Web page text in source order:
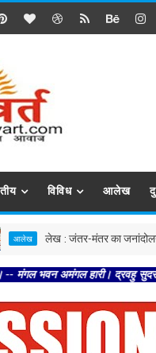
विविध आलेख
लेख : जंतर-मंतर का जनांदोलन बनाम
अमंगल हारी। द्रवहु सुदसरथ अजिर